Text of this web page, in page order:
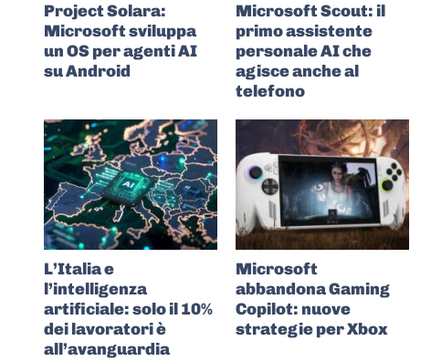
Project Solara:
Microsoft sviluppa
un OS per agenti AI
su Android
Microsoft Scout: il
primo assistente
personale AI che
agisce anche al
telefono
L’Italia e
l’intelligenza
artificiale: solo il 10%
dei lavoratori è
all’avanguardia
Microsoft
abbandona Gaming
Copilot: nuove
strategie per Xbox